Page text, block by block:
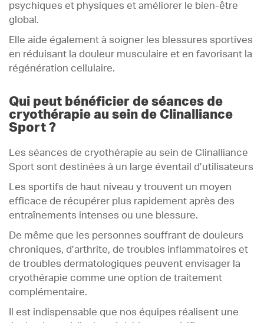
psychiques et physiques et améliorer le bien-être
global.
Elle aide également à soigner les blessures sportives
en réduisant la douleur musculaire et en favorisant la
régénération cellulaire.
Qui peut bénéficier de séances de
cryothérapie au sein de Clinalliance
Sport ?
Les séances de cryothérapie au sein de Clinalliance
Sport sont destinées à un large éventail d’utilisateurs
Les sportifs de haut niveau y trouvent un moyen
efficace de récupérer plus rapidement après des
entraînements intenses ou une blessure.
De même que les personnes souffrant de douleurs
chroniques, d’arthrite, de troubles inflammatoires et
de troubles dermatologiques peuvent envisager la
cryothérapie comme une option de traitement
complémentaire.
Il est indispensable que nos équipes réalisent une